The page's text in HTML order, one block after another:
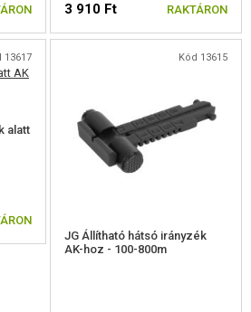
3 910 Ft RAKTÁRON
13617
alatt
Kód 13615
JG Állítható hátsó irányzék
AK-hoz - 100-800m